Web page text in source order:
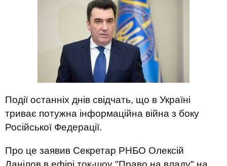
Події останніх днів свідчать, що в Україні
триває потужна інформаційна війна з боку
Російської Федерації.
Про це заявив Секретар РНБО Олексій